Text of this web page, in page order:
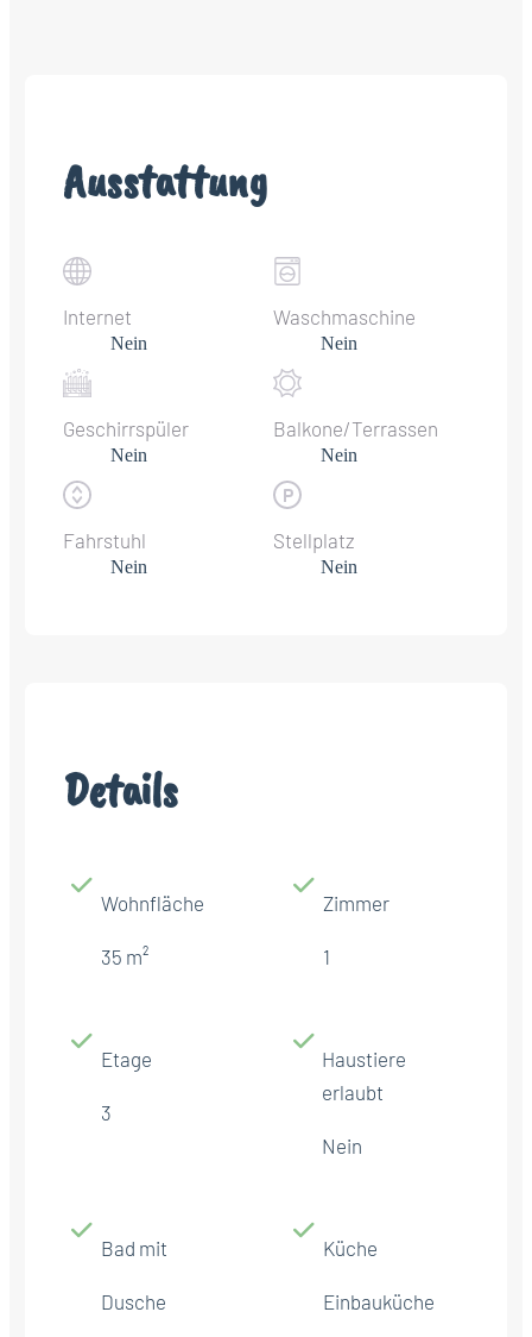
Ausstattung
Internet
Nein
Waschmaschine
Nein
Geschirrspüler
Nein
Balkone/Terrassen
Nein
Fahrstuhl
Nein
Stellplatz
Nein
Details
Wohnfläche
35 m²
Zimmer
1
Etage
3
Haustiere
erlaubt
Nein
Bad mit
Dusche
Küche
Einbauküche